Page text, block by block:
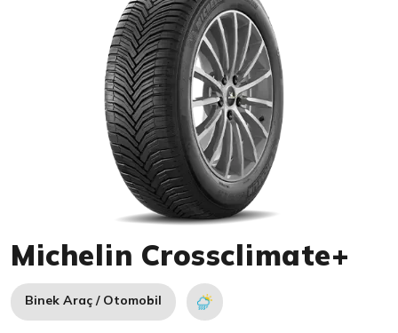
Michelin Crossclimate+
Binek Araç / Otomobil